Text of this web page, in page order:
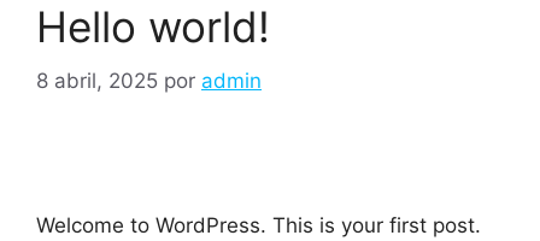
Hello world!
8 abril, 2025 por admin
Welcome to WordPress. This is your first post.